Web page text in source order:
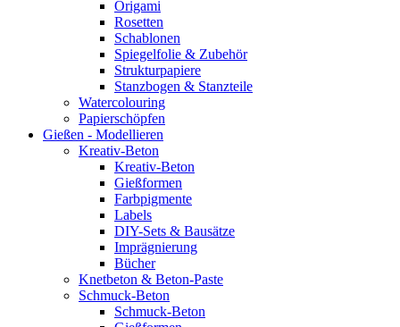
Origami
Rosetten
Schablonen
Spiegelfolie & Zubehör
Strukturpapiere
Stanzbogen & Stanzteile
Watercolouring
Papierschöpfen
Gießen - Modellieren
Kreativ-Beton
Kreativ-Beton
Gießformen
Farbpigmente
Labels
DIY-Sets & Bausätze
Imprägnierung
Bücher
Knetbeton & Beton-Paste
Schmuck-Beton
Schmuck-Beton